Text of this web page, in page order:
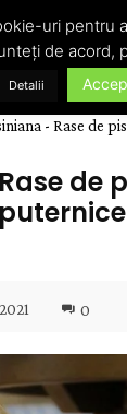
- Rase de
de
0
uri pentru
de acord,
Detalii